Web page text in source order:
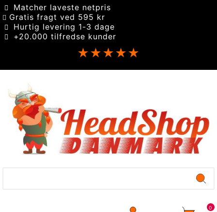
Matcher laveste netpris
Gratis fragt ved 595 kr
Hurtig levering 1-3 dage
+20.000 tilfredse kunder
★★★★★
0